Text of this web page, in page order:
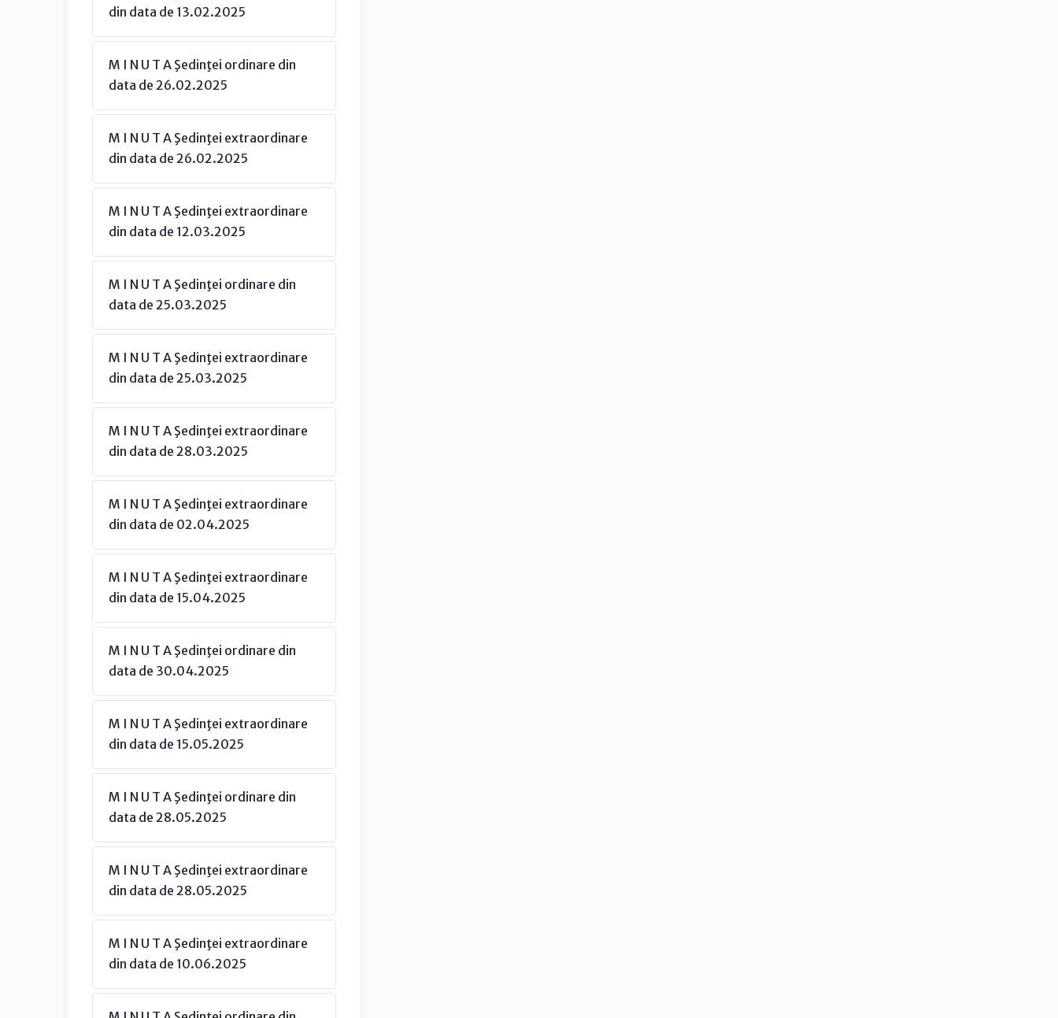
din data de 13.02.2025
M I N U T A Şedinţei ordinare din
data de 26.02.2025
M I N U T A Şedinţei extraordinare
din data de 26.02.2025
M I N U T A Şedinţei extraordinare
din data de 12.03.2025
M I N U T A Şedinţei ordinare din
data de 25.03.2025
M I N U T A Şedinţei extraordinare
din data de 25.03.2025
M I N U T A Şedinţei extraordinare
din data de 28.03.2025
M I N U T A Şedinţei extraordinare
din data de 02.04.2025
M I N U T A Şedinţei extraordinare
din data de 15.04.2025
M I N U T A Şedinţei ordinare din
data de 30.04.2025
M I N U T A Şedinţei extraordinare
din data de 15.05.2025
M I N U T A Şedinţei ordinare din
data de 28.05.2025
M I N U T A Şedinţei extraordinare
din data de 28.05.2025
M I N U T A Şedinţei extraordinare
din data de 10.06.2025